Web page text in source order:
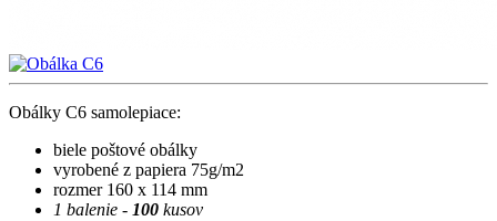
Obálky C6 samolepiace:
biele poštové obálky
vyrobené z papiera 75g/m2
rozmer 160 x 114 mm
1 balenie - 100 kusov